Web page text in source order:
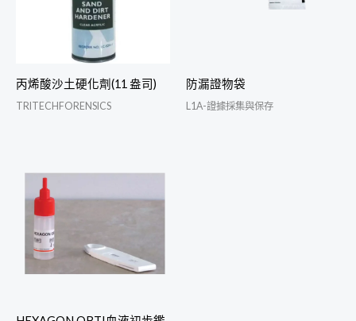
丙烯酸沙土硬化劑(11 盎司)
TRITECHFORENSICS
防漏證物袋
L1A-證據採集與保存